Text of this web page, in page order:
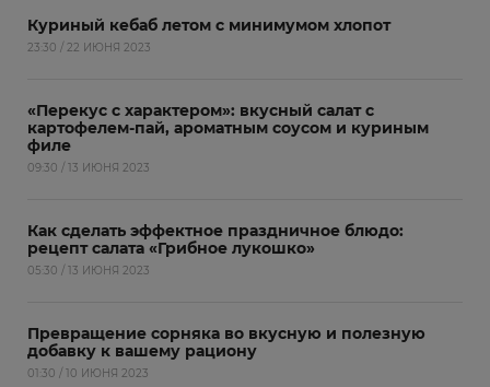
Куриный кебаб летом с минимумом хлопот
23:30 / 22 ИЮНЯ 2023
«Перекус с характером»: вкусный салат с
картофелем-пай, ароматным соусом и куриным
филе
09:30 / 13 ИЮНЯ 2023
Как сделать эффектное праздничное блюдо:
рецепт салата «Грибное лукошко»
05:30 / 13 ИЮНЯ 2023
Превращение сорняка во вкусную и полезную
добавку к вашему рациону
01:30 / 10 ИЮНЯ 2023